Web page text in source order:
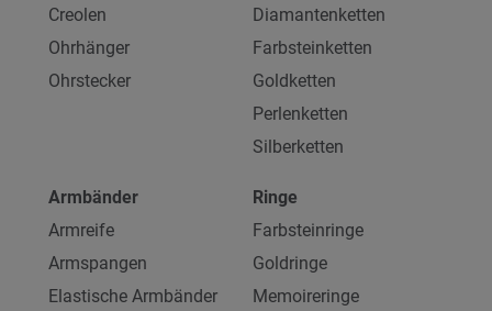
Creolen
Ohrhänger
Ohrstecker
Diamantenketten
Farbsteinketten
Goldketten
Perlenketten
Silberketten
Armbänder
Armreife
Armspangen
Elastische Armbänder
Ringe
Farbsteinringe
Goldringe
Memoireringe